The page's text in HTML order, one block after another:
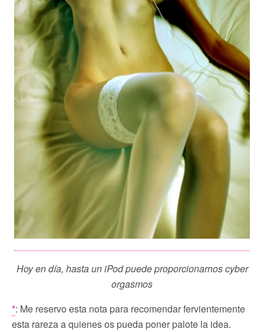
Hoy en día, hasta un iPod puede proporcionarnos cyber
orgasmos
*: Me reservo esta nota para recomendar fervientemente
esta rareza a quienes os pueda poner palote la idea.